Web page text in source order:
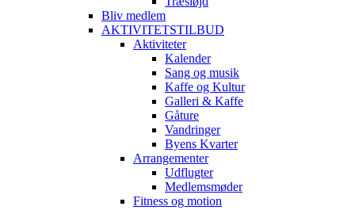
Bliv medlem
AKTIVITETSTILBUD
Aktiviteter
Kalender
Sang og musik
Kaffe og Kultur
Galleri & Kaffe
Gåture
Vandringer
Byens Kvarter
Arrangementer
Udflugter
Medlemsmøder
Fitness og motion